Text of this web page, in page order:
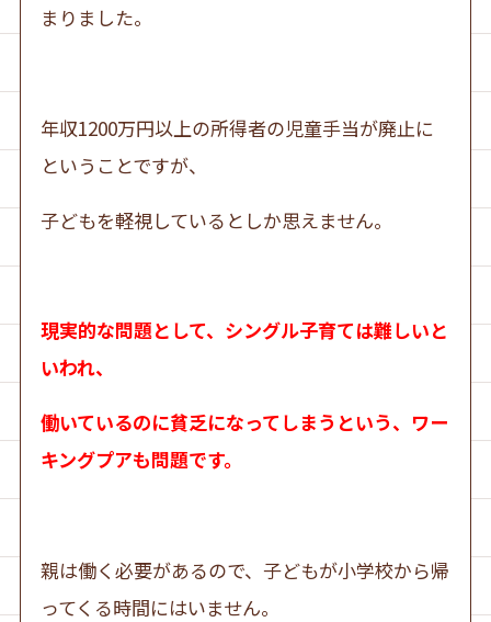
まりました。
年収1200万円以上の所得者の児童手当が廃止に
ということですが、
子どもを軽視しているとしか思えません。
現実的な問題として、シングル子育ては難しいと
いわれ、
働いているのに貧乏になってしまうという、ワー
キングプアも問題です。
親は働く必要があるので、子どもが小学校から帰
ってくる時間にはいません。